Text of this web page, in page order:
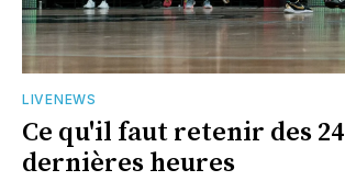
LIVENEWS
Ce qu'il faut retenir des 24
dernières heures